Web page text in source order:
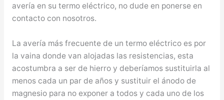
avería en su termo eléctrico, no dude en ponerse en
contacto con nosotros.
La avería más frecuente de un termo eléctrico es por
la vaina donde van alojadas las resistencias, esta
acostumbra a ser de hierro y deberíamos sustituirla al
menos cada un par de años y sustituir el ánodo de
magnesio para no exponer a todos y cada uno de los